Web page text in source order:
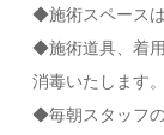
◆施術スペース
◆施術道具、着
消毒いたします。
◆毎朝スタッフ